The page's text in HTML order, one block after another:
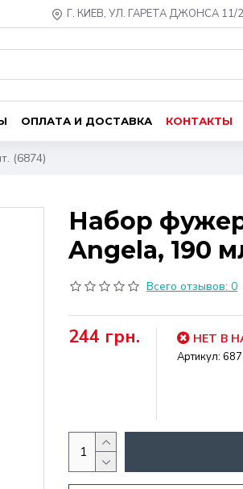
Г. КИЕВ, УЛ. ГАРЕТА ДЖОНСА 11/2
ОПЛАТА И ДОСТАВКА КОНТАКТЫ
(6874)
Набор
Angela, 190
Всего отзывов: 0
244 грн. НЕТ В
Артикул: